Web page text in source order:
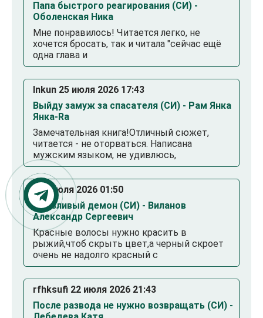
Папа быстрого реагирования (СИ) -
Оболенская Ника
Мне понравилось! Читается легко, не
хочется бросать, так и читала "сейчас ещё
одна глава и
Inkun 25 июля 2026 17:43
Выйду замуж за спасателя (СИ) - Рам Янка
Янка-Ra
Замечательная книга!Отличный сюжет,
читается - не оторваться. Написана
мужским языком, не удивлюсь,
. 23 июля 2026 01:50
Смазливый демон (СИ) - Виланов
Александр Сергеевич
Красные волосы нужно красить в
рыжий,чтоб скрыть цвет,а черный скроет
очень не надолго красный с
rfhksufi 22 июля 2026 21:43
После развода не нужно возвращать (СИ) -